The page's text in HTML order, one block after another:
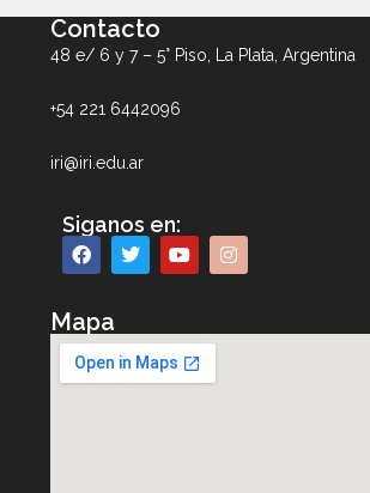
Contacto
48 e/ 6 y 7 – 5° Piso, La Plata, Argentina
+54 221 6442096
iri@iri.edu.ar
Siganos en:
Mapa